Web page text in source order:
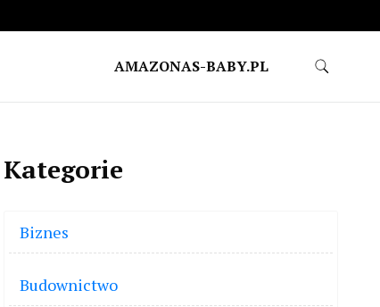
AMAZONAS-BABY.PL
Kategorie
Biznes
Budownictwo